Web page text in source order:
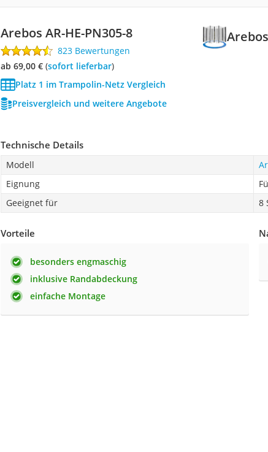
Arebos AR-HE-PN305-8
823 Bewertungen
ab 69,00 €( Sofort lieferbar)
Platz 1 im Trampolin-Netz Vergleich
Preisvergleich und weitere Angebote
Technische Details
Modell
Eignung
Geeignet für
8
Vorteile
besonders engmaschig
inklusive Randabdeckung
einfache Montage